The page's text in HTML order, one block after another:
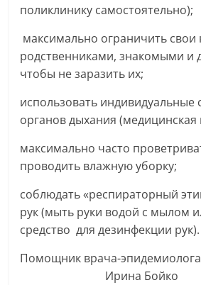
поликлинику самостоятельно);
максимально ограничить свои
родственниками, знакомыми и
чтобы не заразить их;
использовать индивидуальные
органов дыхания (медицинская
максимально часто
проводить влажную уборку;
соблюдать «респираторный
рук (мыть руки водой с мылом
средство для дезинфекции рук).
Помощник врача-
Ирина Бойко